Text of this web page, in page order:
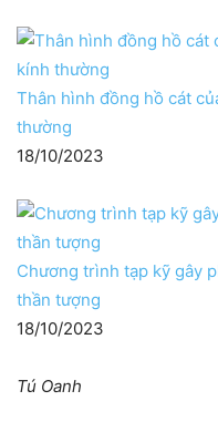
Thân hình đồng hồ cát
thường
18/10/2023
Chương trình tạp kỹ gây
thần tượng
18/10/2023
Tú Oanh